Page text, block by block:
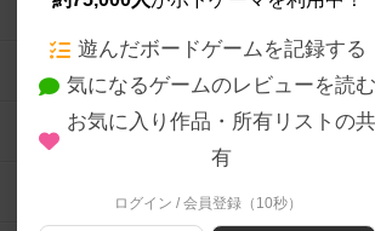
遊んだボードゲームを記録する
気になるゲームのレビューを読む
お気に入り作品・所有リストの共
有
ログイン / 会員登録（10秒）
ボードゲームの新着レビュー
ボードゲーム会情報
メカニクス特集
掲示板・トピックス